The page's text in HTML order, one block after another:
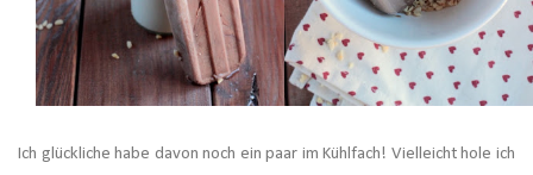
Ich glückliche habe davon noch ein paar im Kühlfach! Vielleicht hole ich